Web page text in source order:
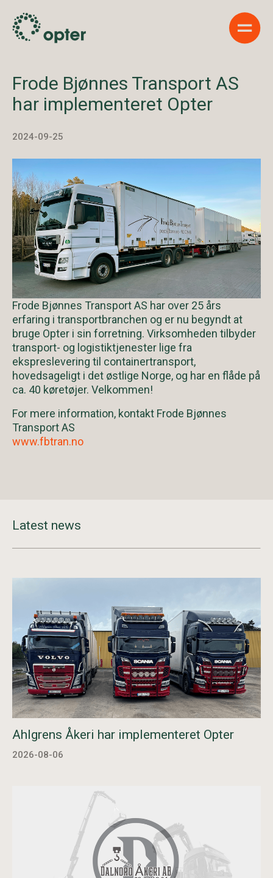
Show
Frode Bjønnes Transport AS
har implementeret Opter
2024-09-25
Frode Bjønnes Transport AS har over 25 års
erfaring i transportbranchen og er nu begyndt at
bruge Opter i sin forretning. Virksomheden tilbyder
transport- og logistiktjenester lige fra
ekspreslevering til containertransport,
hovedsageligt i det østlige Norge, og har en flåde på
ca. 40 køretøjer. Velkommen!
For mere information, kontakt Frode Bjønnes
Transport AS
www.fbtran.no
Latest news
Ahlgrens Åkeri har implementeret Opter
2026-08-06